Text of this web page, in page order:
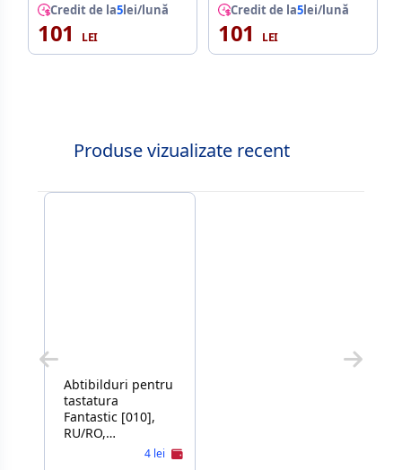
Credit de la5lei/lună
101
Credit de la5lei/lună
101
Produse vizualizate recent
Abtibilduri pentru
tastatura
Fantastic [010],
RU/RO,
transparent/verde,
4 lei